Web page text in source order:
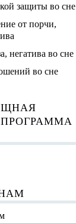
защиты во сне
от порчи,
негатива во сне
во сне